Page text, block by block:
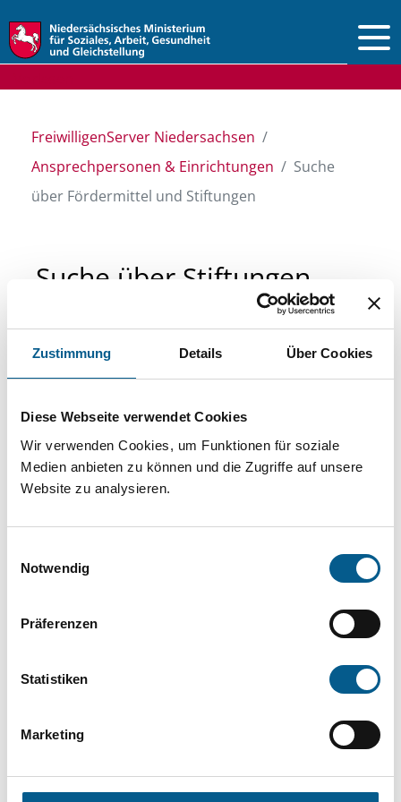
Zustimmung Details Über Cookies
Diese Webseite verwendet Cookies
Wir verwenden Cookies, um Funktionen für soziale
Medien anbieten zu können und die Zugriffe auf unsere
Website zu analysieren.
Notwendig
Präferenzen
Statistiken
Marketing
FreiwilligenServer Niedersachsen
Ansprechpersonen & Einrichtungen
Suche
über Fördermittel und Stiftungen
Suche über Stiftungen
und Fördermittel
Sie suchen finanzielle Unterstützung für ein
Projekt oder ein Vorhaben? Hier können Sie
direkt über unsere Fördermitteldatenbank und
Stiftungsdatenbank recherchieren. Bei der
Suche bitte die Groß- und Kleinschreibung
beachten.
können durch die Wahl von Bereichen oder
Suchen